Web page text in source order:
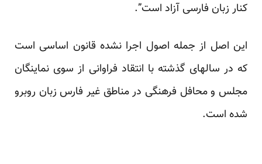
کنار زبان‏ فارسی‏ آزاد است”.
این اصل از جمله اصول اجرا نشده قانون اساسی است
که در سالهای گذشته با انتقاد فراوانی از سوی نماینگان
مجلس و محافل فرهنگی در مناطق غیر فارس زبان روبرو
شده است.